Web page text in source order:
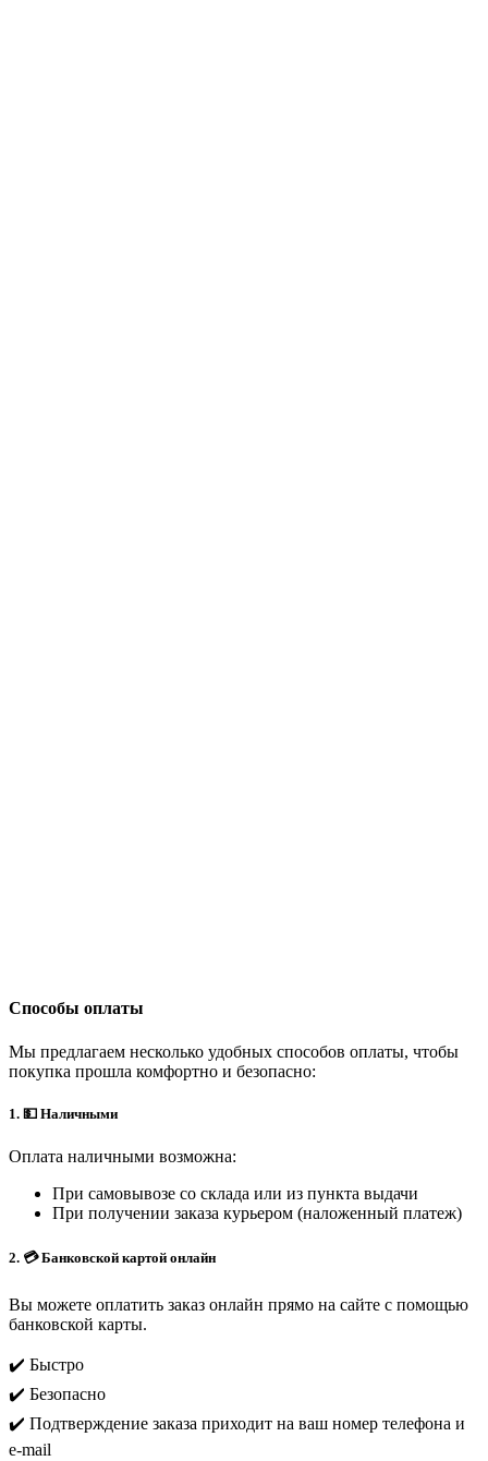
Способы оплаты
Мы предлагаем несколько удобных способов оплаты, чтобы
покупка прошла комфортно и безопасно:
1. 💵 Наличными
Оплата наличными возможна:
При самовывозе со склада или из пункта выдачи
При получении заказа курьером (наложенный платеж)
2. 💳 Банковской картой онлайн
Вы можете оплатить заказ онлайн прямо на сайте с помощью
банковской карты.
✔️ Быстро
✔️ Безопасно
✔️ Подтверждение заказа приходит на ваш номер телефона и
e-mail